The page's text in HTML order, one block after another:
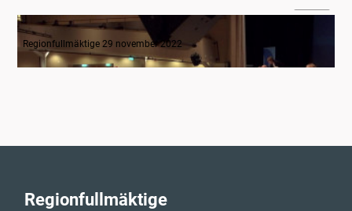
Mötets öppnande
Regionfullmäktige 29 november 2022
Regionfullmäktige